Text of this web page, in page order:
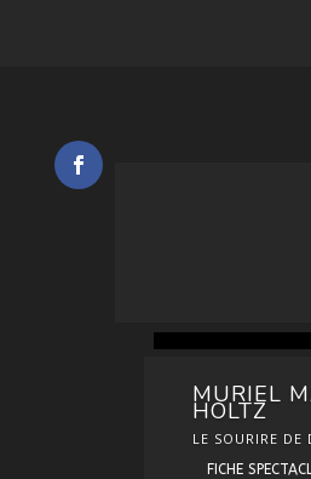
MURIEL
HOLTZ
LE SOURIRE DE
FICHE